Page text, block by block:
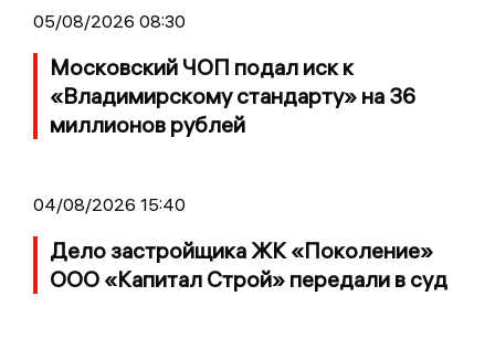
05/08/2026 08:30
Московский ЧОП подал иск к
«Владимирскому стандарту» на 36
миллионов рублей
04/08/2026 15:40
Дело застройщика ЖК «Поколение»
ООО «Капитал Строй» передали в суд